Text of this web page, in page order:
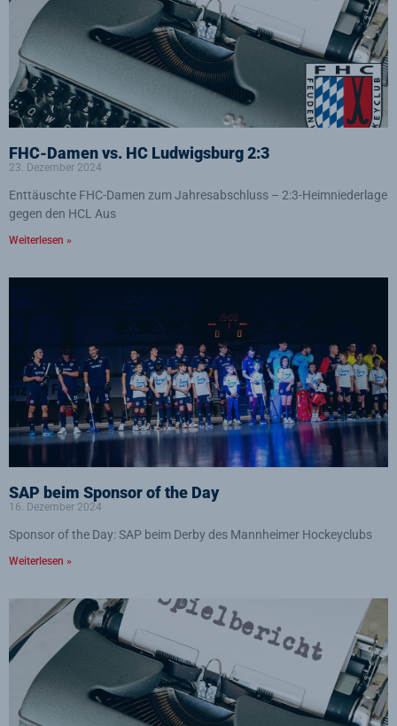
FHC-Damen vs. HC Ludwigsburg 2:3
23. Dezember 2024
Enttäuschte FHC-Damen zum Jahresabschluss – 2:3-Heimniederlage
gegen den HCL Aus
Weiterlesen »
SAP beim Sponsor of the Day
16. Dezember 2024
Sponsor of the Day: SAP beim Derby des Mannheimer Hockeyclubs
Weiterlesen »